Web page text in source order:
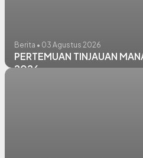
Berita • 03 Agustus 2026
PERTEMUAN TINJAUAN
2026